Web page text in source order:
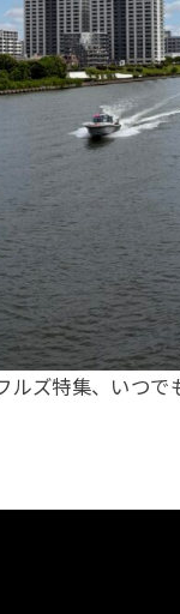
ズ特集、いつで